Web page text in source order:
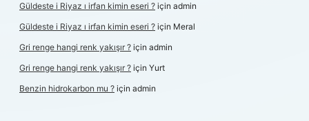
Güldeste i Riyaz ı irfan kimin eseri ? için admin
Güldeste i Riyaz ı irfan kimin eseri ? için Meral
Gri renge hangi renk yakışır ? için admin
Gri renge hangi renk yakışır ? için Yurt
Benzin hidrokarbon mu ? için admin